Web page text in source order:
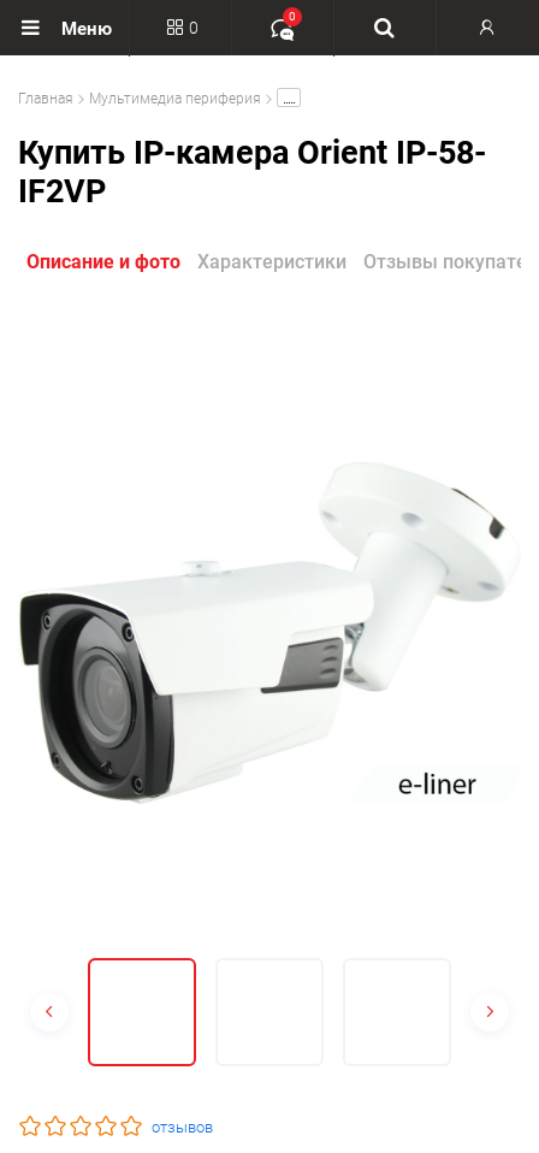
Меню 0
0
Главная Мультимедиа периферия
Купить IP-камера Orient IP-58-
IF2VP
Описание и фото Характеристики Отзывы
отзывов